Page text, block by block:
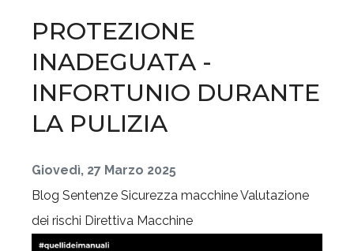
PROTEZIONE
INADEGUATA -
INFORTUNIO DURANTE
LA PULIZIA
Giovedì, 27 Marzo 2025
Blog Sentenze Sicurezza macchineValutazione
dei rischi Direttiva Macchine